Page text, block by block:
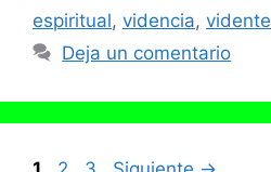
espiritual, videncia, vidente
Deja un comentario
Página
PáginaPágina